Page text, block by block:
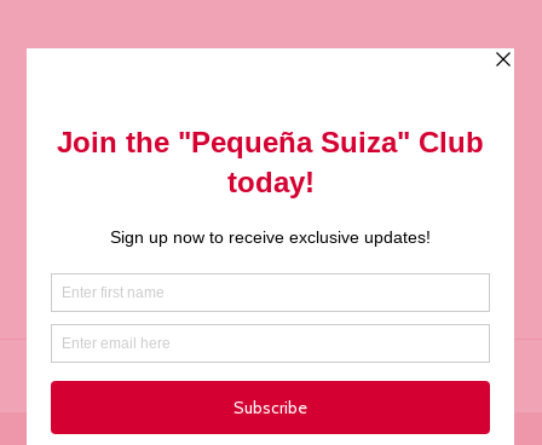
Inicio / Recetas